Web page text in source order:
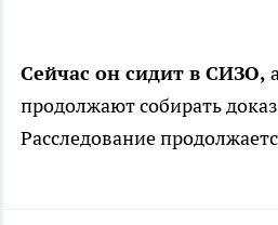
Сейчас он сидит в СИЗО,
продолжают собирать
Расследование